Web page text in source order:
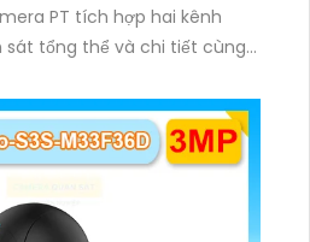
PT tích hợp hai kênh
sát tổng thể và chi tiết cùng
ngoại và đèn ấm cho hình
điều kiện khác nhau trong